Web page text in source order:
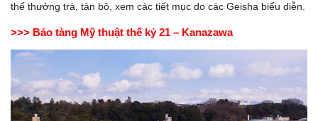
thể thưởng trà, tản bộ, xem các tiết mục do các Geisha biểu diễn.
>>> Bảo tàng Mỹ thuật thế kỷ 21 – Kanazawa